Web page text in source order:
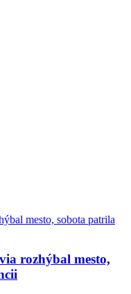
rozhýbal mesto,